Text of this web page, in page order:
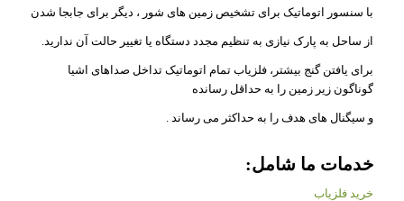
با سنسور اتوماتیک برای تشخیص زمین های شور ، دیگر برای جابجا شدن
از ساحل به پارک نیازی به تنظیم مجدد دستگاه یا تغییر حالت آن ندارید.
برای یافتن گنج بیشتر، فلزیاب تمام اتوماتیک تداخل صداهای اشیا
گوناگون زیر زمین را به حداقل رسانده
و سیگنال های هدف را به حداکثر می رساند .
خدمات ما شامل:
خرید فلزیاب